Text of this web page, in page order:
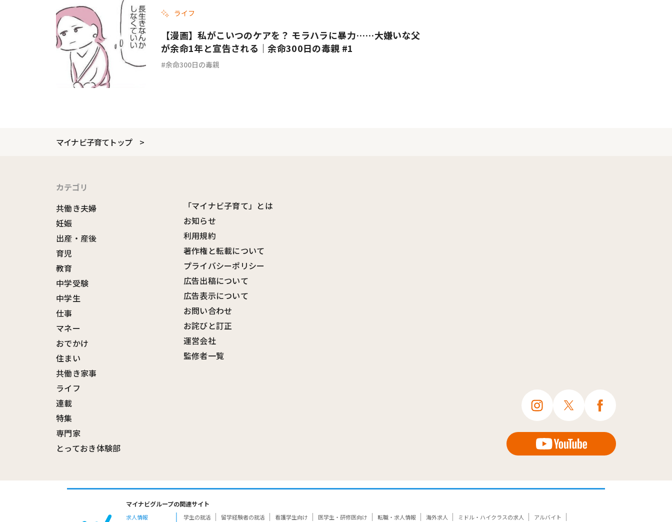
ライフ
【漫画】私がこいつのケアを？ モラハラに暴力……大嫌いな父
が余命1年と宣告される｜余命300日の毒親 #1
余命300日の毒親
マイナビ子育てトップ
カテゴリ
共働き夫婦
妊娠
出産・産後
育児
教育
中学受験
中学生
仕事
マネー
おでかけ
住まい
共働き家事
ライフ
連載
特集
専門家
とっておき体験部
「マイナビ子育て」とは
お知らせ
利用規約
著作権と転載について
プライバシーポリシー
広告出稿について
広告表示について
お問い合わせ
お詫びと訂正
運営会社
監修者一覧
マイナビグループの関連サイト
求人情報 学生の就活 留学経験者の就活 看護学生向け 医学生・研修医向け 転職・求人情報 海外求人 ミドル・ハイクラスの求人 アルバイト